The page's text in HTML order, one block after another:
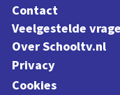
Contact
Veelgestelde
Over Schooltv.nl
Privacy
Cookies